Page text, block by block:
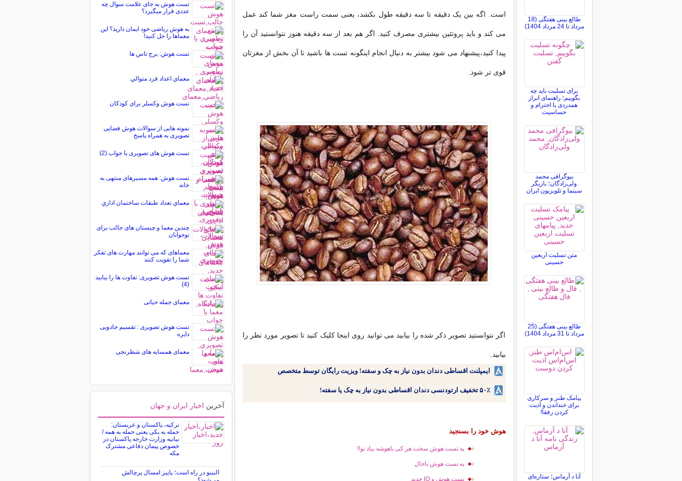
است. اگه بین یک دقیقه تا سه دقیقه طول بکشد، یعنی سمت راست مغز شما کند عمل
می کند و باید پروتئین بیشتری مصرف کنید. اگر هم بعد از سه دقیقه هنوز نتوانستید آن را
پیدا کنید،پیشنهاد می شود بیشتر به دنبال انجام اینگونه تست ها باشید تا آن بخش از مغزتان
قوی تر شود.
اگر نتوانستید تصویر ذکر شده را بیابید می توانید روی اینجا کلیک کنید تا تصویر مورد نظر را
بیابید.
ایمپلنت اقساطی دندان بدون نیاز به چک و سفته! ویزیت رایگان توسط متخصص
۵۰٪ تخفیف ارتودنسی دندان اقساطی بدون نیاز به چک یا سفته!
هوش خود را بسنجید
یه تست هوش سخت هر کی باهوشه بیاد تو!!
یه تست هوش باحال
تست هوش و IQ جدید
طالع بینی هفتگی (18
مرداد تا 24 مرداد 1404)
برای تسلیت باید چه
بگوییم؛ راهنمای ابراز
همدردی با احترام و
حساسیت
بیوگرافی محمد
ولی‌زادگان؛ بازیگر
سینما و تلویزیون ایران
متن تسلیت اربعین
حسینی
طالع بینی هفتگی (25
مرداد تا 31 مرداد 1404)
پیامک طنز و سرکاری
برای خنداندن و اذیت
کردن رفقا!
آنا د آرماس؛ ستاره‌ای
تست هوش به جای علامت سوال چه
عددی قرار میگیرد؟
به هوش ریاضی خود ایمان دارید؟ این
معماها را حل کنید!
تست هوش: برج تاس ها
معماي اعداد فرد متوالي
تست هوش وکسلر برای کودکان
نمونه هایی از سوالات هوش فضایی
تصویری به همراه پاسخ
تست هوش های تصویری با جواب (2)
تست هوش: همه مسیرهای منتهی به
خانه
معماي تعداد طبقات ساختمان اداري
چندین معما و چیستان های جالب برای
نوجوانان
معماهای که می توانند مهارت های تفکر
شما را تقویت کنند
تست هوش تصویری: تفاوت ها را بیابید
(4)
معمای جمله حیاتی
تست هوش تصویری : تقسیم جادویی
دایره
معمای همسایه های شطرنجی
آخرین اخبار ایران و جهان
ترکیه، پاکستان و عربستان:
حمله به یکی یعنی حمله به همه /
بیانیه وزارت خارجه پاکستان در
خصوص پیمان دفاعی مشترک
مکه
النینو در راه است؛ پاییز امسال پرچالش